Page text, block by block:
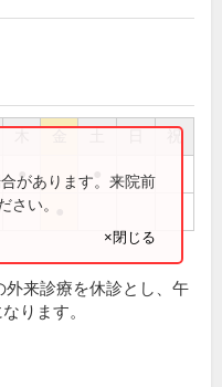
祝
●
があります。来院前
さい。
×閉じる
外来診療を休診とし、午
ります。